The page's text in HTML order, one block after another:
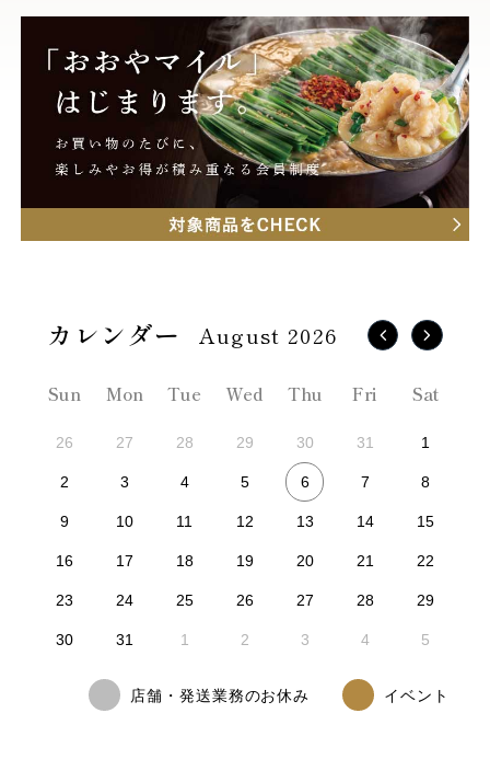
August 2026
Sun Mon Tue Wed Thu Fri Sat
26 27 28 29 30 31 1
2 3 4 5 6 7 8
9 10 11 12 13 14 15
16 17 18 19 20 21 22
23 24 25 26 27 28 29
30 31 1 2 3 4 5
店舗・発送業務のお休み イベント